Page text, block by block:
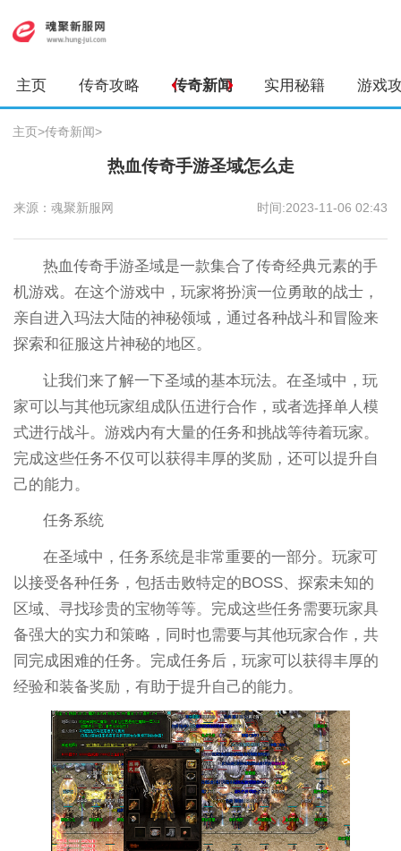
主页 传奇攻略 传奇新闻 实用秘籍 游戏
主页>传奇新闻>
热血传奇手游圣域怎么走
来源：魂聚新服网 时间:2023-11-06 02:43
热血传奇手游圣域是一款集合了传奇经典元素的手
机游戏。在这个游戏中，玩家将扮演一位勇敢的战士，
亲自进入玛法大陆的神秘领域，通过各种战斗和冒险来
探索和征服这片神秘的地区。
让我们来了解一下圣域的基本玩法。在圣域中，玩
家可以与其他玩家组成队伍进行合作，或者选择单人模
式进行战斗。游戏内有大量的任务和挑战等待着玩家。
完成这些任务不仅可以获得丰厚的奖励，还可以提升自
己的能力。
任务系统
在圣域中，任务系统是非常重要的一部分。玩家可
以接受各种任务，包括击败特定的BOSS、探索未知的
区域、寻找珍贵的宝物等等。完成这些任务需要玩家具
备强大的实力和策略，同时也需要与其他玩家合作，共
同完成困难的任务。完成任务后，玩家可以获得丰厚的
经验和装备奖励，有助于提升自己的能力。